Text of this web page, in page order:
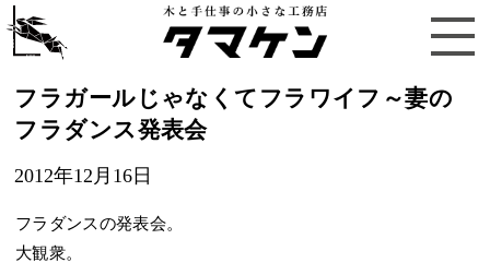
フラガールじゃなくてフラワイフ～妻の
フラダンス発表会
2012年12月16日
フラダンスの発表会。
大観衆。